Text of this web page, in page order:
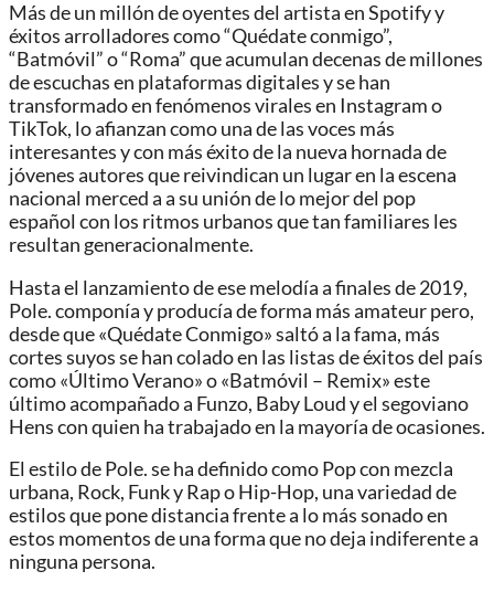
Más de un millón de oyentes del artista en Spotify y
éxitos arrolladores como “Quédate conmigo”,
“Batmóvil” o “Roma” que acumulan decenas de millones
de escuchas en plataformas digitales y se han
transformado en fenómenos virales en Instagram o
TikTok, lo afianzan como una de las voces más
interesantes y con más éxito de la nueva hornada de
jóvenes autores que reivindican un lugar en la escena
nacional merced a a su unión de lo mejor del pop
español con los ritmos urbanos que tan familiares les
resultan generacionalmente.
Hasta el lanzamiento de ese melodía a finales de 2019,
Pole. componía y producía de forma más amateur pero,
desde que «Quédate Conmigo» saltó a la fama, más
cortes suyos se han colado en las listas de éxitos del país
como «Último Verano» o «Batmóvil – Remix» este
último acompañado a Funzo, Baby Loud y el segoviano
Hens con quien ha trabajado en la mayoría de ocasiones.
El estilo de Pole. se ha definido como Pop con mezcla
urbana, Rock, Funk y Rap o Hip-Hop, una variedad de
estilos que pone distancia frente a lo más sonado en
estos momentos de una forma que no deja indiferente a
ninguna persona.